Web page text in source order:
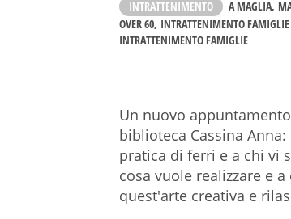
INTRATTENIMENTO A MAGLIA
OVER 60 INTRATTENIMENTO
INTRATTENIMENTO FAMIGLIE
Un nuovo
biblioteca Cassina
pratica di ferri e a chi vi
cosa vuole realizzare e
quest'arte creativa e